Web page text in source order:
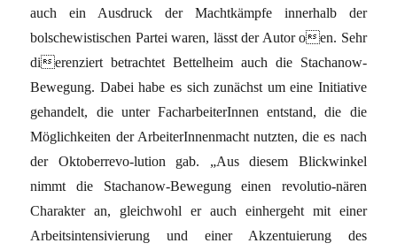
auch ein Ausdruck der Machtkämpfe innerhalb der
bolschewistischen Partei waren, lässt der Autor oen. Sehr
dierenziert betrachtet Bettelheim auch die Stachanow-
Bewegung. Dabei habe es sich zunächst um eine Initiative
gehandelt, die unter FacharbeiterInnen entstand, die die
Möglichkeiten der ArbeiterInnenmacht nutzten, die es nach
der Oktoberrevo-lution gab. „Aus diesem Blickwinkel
nimmt die Stachanow-Bewegung einen revolutio-nären
Charakter an, gleichwohl er auch einhergeht mit einer
Arbeitsintensivierung und einer Akzentuierung des